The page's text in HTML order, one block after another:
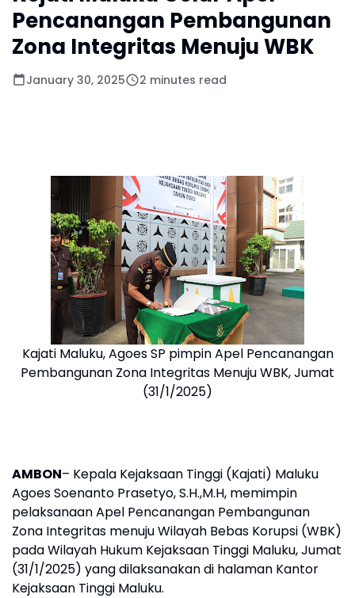
Pencanangan Pembangunan
Zona Integritas Menuju WBK
January 30, 2025 2 minutes read
Kajati Maluku, Agoes SP pimpin Apel Pencanangan
Pembangunan Zona Integritas Menuju WBK, Jumat
(31/1/2025)
AMBON– Kepala Kejaksaan Tinggi (Kajati) Maluku
Agoes Soenanto Prasetyo, S.H.,M.H, memimpin
pelaksanaan Apel Pencanangan Pembangunan
Zona Integritas menuju Wilayah Bebas Korupsi (WBK)
pada Wilayah Hukum Kejaksaan Tinggi Maluku, Jumat
(31/1/2025) yang dilaksanakan di halaman Kantor
Kejaksaan Tinggi Maluku.